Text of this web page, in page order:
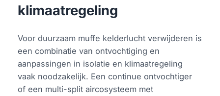
klimaatregeling
Voor duurzaam muffe kelderlucht verwijderen is
een combinatie van ontvochtiging en
aanpassingen in isolatie en klimaatregeling
vaak noodzakelijk. Een continue ontvochtiger
of een multi-split aircosysteem met